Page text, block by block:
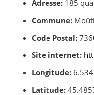
Adresse: 185
Commune:
Code Postal:
Site internet:
Longitude:
Latitude: